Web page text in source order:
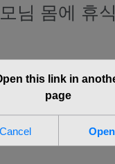
모님 몸에 휴식